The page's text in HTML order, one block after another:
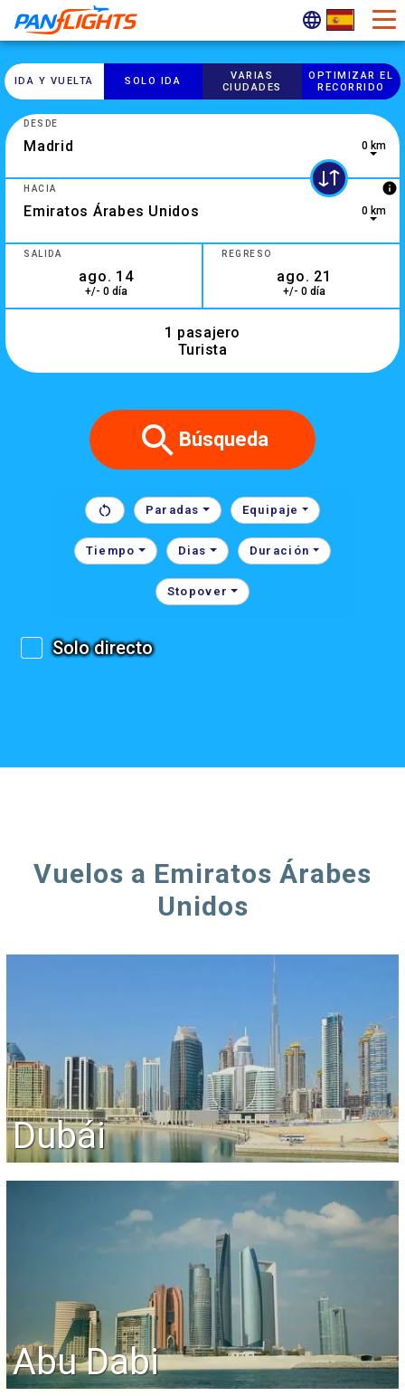
IDA Y VUELTA SOLO IDA
VARIAS
CIUDADES
OPTIMIZAR EL
RECORRIDO
3 results are available, use up and down arrow keys to
DESDE
0 km
0 results are available, use up and down arrow keys to
HACIA info
0 km
SALIDA
+/- 0 día
REGRESO
+/- 0 día
1 pasajero
Turista
Búsqueda
Paradas Equipaje
Tiempo Dias Duración
Stopover
Solo directo
Vuelos a Emiratos Árabes
Unidos
Dubái
Abu Dabi